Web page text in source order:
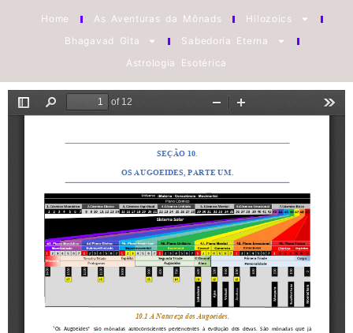
Home As Aventuras da Mônads
Hilozoics
Bhagavad Gita
Sabedoria Eterna
Astrologia Esotérica